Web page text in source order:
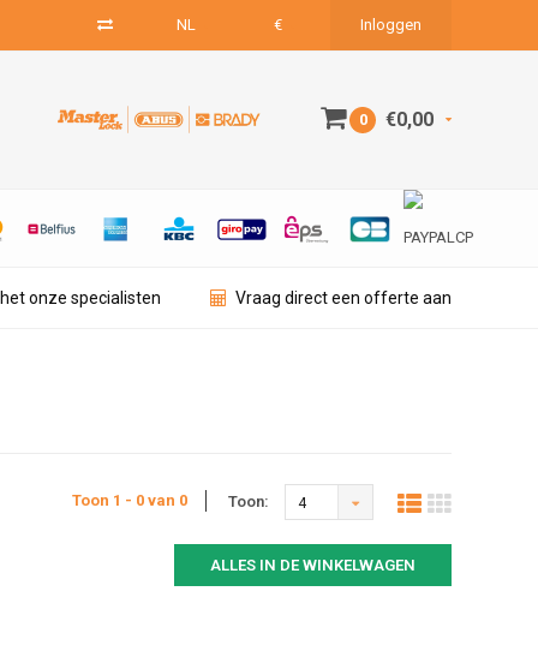
NL € Inloggen
0 €0,00
onze specialisten Vraag direct een offerte aan
Toon 1 - 0 van 0 Toon: 4
ALLES IN DE WINKELWAGEN